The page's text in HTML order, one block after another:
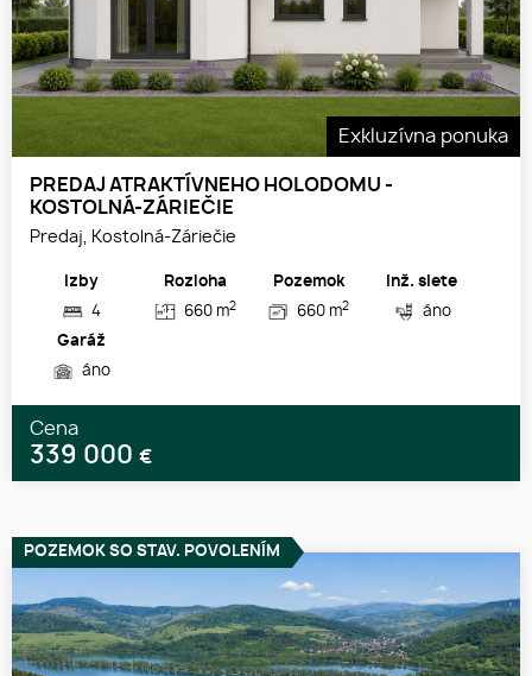
Exkluzívna ponuka
PREDAJ ATRAKTÍVNEHO HOLODOMU -
KOSTOLNÁ-ZÁRIEČIE
Predaj, Kostolná-Záriečie
Izby
4
Rozloha
660 m2
Pozemok
660 m2
Inž. siete
áno
Garáž
áno
Cena
339 000 €
POZEMOK SO STAV. POVOLENÍM